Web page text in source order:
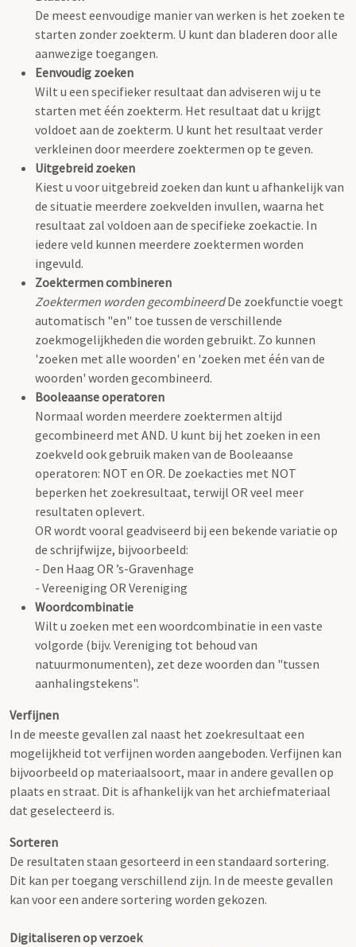
De meest eenvoudige manier van werken is het zoeken te
starten zonder zoekterm. U kunt dan bladeren door alle
aanwezige toegangen.
Eenvoudig zoeken
Wilt u een specifieker resultaat dan adviseren wij u te
starten met één zoekterm. Het resultaat dat u krijgt
voldoet aan de zoekterm. U kunt het resultaat verder
verkleinen door meerdere zoektermen op te geven.
Uitgebreid zoeken
Kiest u voor uitgebreid zoeken dan kunt u afhankelijk van
de situatie meerdere zoekvelden invullen, waarna het
resultaat zal voldoen aan de specifieke zoekactie. In
iedere veld kunnen meerdere zoektermen worden
ingevuld.
Zoektermen combineren
Zoektermen worden gecombineerdDe zoekfunctie voegt
automatisch "en" toe tussen de verschillende
zoekmogelijkheden die worden gebruikt. Zo kunnen
'zoeken met alle woorden' en 'zoeken met één van de
woorden' worden gecombineerd.
Booleaanse operatoren
Normaal worden meerdere zoektermen altijd
gecombineerd met AND. U kunt bij het zoeken in een
zoekveld ook gebruik maken van de Booleaanse
operatoren: NOT en OR. De zoekacties met NOT
beperken het zoekresultaat, terwijl OR veel meer
resultaten oplevert.
OR wordt vooral geadviseerd bij een bekende variatie op
de schrijfwijze, bijvoorbeeld:
- Den Haag OR ’s-Gravenhage
- Vereeniging OR Vereniging
Woordcombinatie
Wilt u zoeken met een woordcombinatie in een vaste
volgorde (bijv. Vereniging tot behoud van
natuurmonumenten), zet deze woorden dan "tussen
aanhalingstekens".
Verfijnen
In de meeste gevallen zal naast het zoekresultaat een
mogelijkheid tot verfijnen worden aangeboden. Verfijnen kan
bijvoorbeeld op materiaalsoort, maar in andere gevallen op
plaats en straat. Dit is afhankelijk van het archiefmateriaal
dat geselecteerd is.
Sorteren
De resultaten staan gesorteerd in een standaard sortering.
Dit kan per toegang verschillend zijn. In de meeste gevallen
kan voor een andere sortering worden gekozen.
Digitaliseren op verzoek